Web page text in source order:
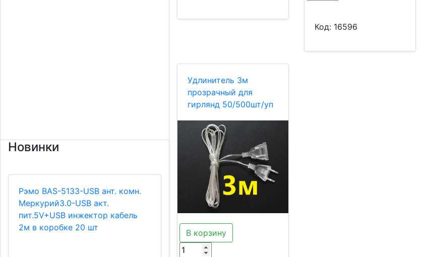
Новинки
Рэмо BAS-5133-USB ант. комн.
Меркурий3.0-USB акт.
пит.5V+USB инжектор кабель
2м в коробке 20 шт
Код: 16596
Удлинитель 3м
прозрачный для
гирлянд 50/500шт/уп
В корзину